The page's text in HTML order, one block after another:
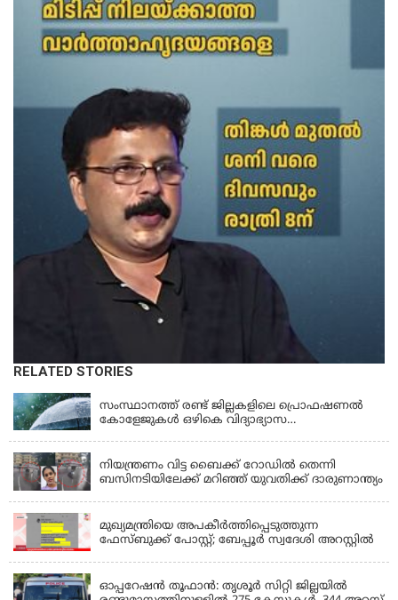
RELATED STORIES
KERALA
സംസ്ഥാനത്ത് രണ്ട് ജില്ലകളിലെ പ്രൊഫഷണൽ
കോളേജുകൾ ഒഴികെ വിദ്യാഭ്യാസ
നിയന്ത്രണം വിട്ട ബൈക്ക് റോഡിൽ തെന്നി
ബസിനടിയിലേക്ക് മറിഞ്ഞ് യുവതിക്ക് ദാരുണാന്ത്യം
മുഖ്യമന്ത്രിയെ അപകീർത്തിപ്പെടുത്തുന്ന
ഫേസ്‌ബുക്ക് പോസ്റ്റ്; ബേപ്പൂർ സ്വദേശി അറസ്റ്റിൽ
ഓപ്പറേഷൻ തൂഫാൻ: തൃശൂർ സിറ്റി ജില്ലയിൽ